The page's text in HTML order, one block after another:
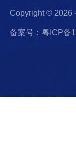
Copyright © 2026
备案号：粤ICP备